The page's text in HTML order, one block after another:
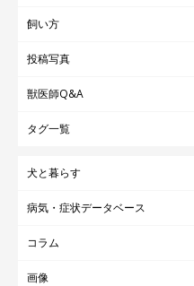
飼い方
投稿写真
獣医師Q&A
タグ一覧
犬と暮らす
病気・症状データベース
コラム
画像